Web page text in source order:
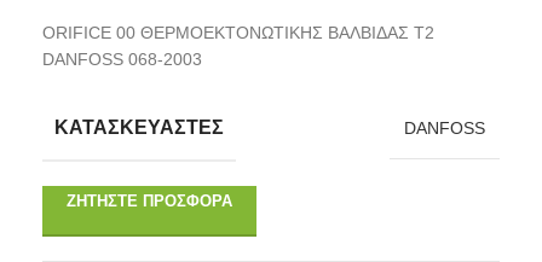
ORIFICE 00 ΘΕΡΜΟΕΚΤΟΝΩΤΙΚΗΣ ΒΑΛΒΙΔΑΣ Τ2
DANFOSS 068-2003
ΚΑΤΑΣΚΕΥΑΣΤΕΣ DANFOSS
ΖΗΤΉΣΤΕ ΠΡΟΣΦΟΡΆ